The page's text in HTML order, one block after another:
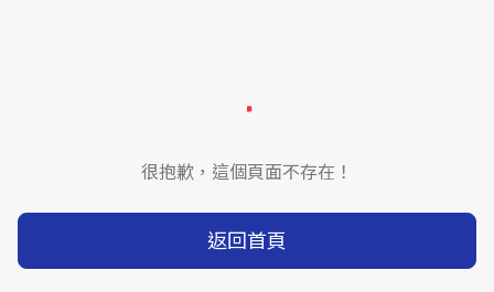
很抱歉，這個頁面不存在！
返回首頁